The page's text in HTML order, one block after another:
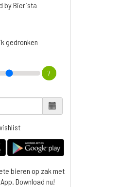
by Bierista
gedronken
7
bieren op zak met
Download nu!